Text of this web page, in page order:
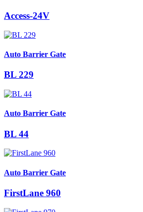
Access-24V
Auto Barrier Gate
BL 229
Auto Barrier Gate
BL 44
Auto Barrier Gate
FirstLane 960